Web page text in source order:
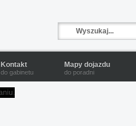
Kontakt
do gabinetu
Mapy dojazdu
do poradni